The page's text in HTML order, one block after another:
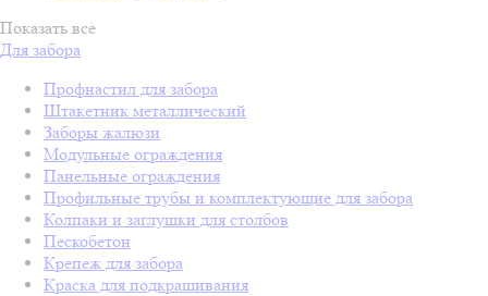
Показать все
Для забора
Профнастил для забора
Штакетник металлический
Заборы жалюзи
Модульные ограждения
Панельные ограждения
Профильные трубы и комплектующие для забора
Колпаки и заглушки для столбов
Пескобетон
Крепеж для забора
Краска для подкрашивания